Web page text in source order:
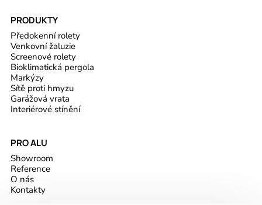
PRODUKTY
Předokenní rolety
Venkovní žaluzie
Screenové rolety
Bioklimatická pergola
Markýzy
Sítě proti hmyzu
Garážová vrata
Interiérové stínění
PRO ALU
Showroom
Reference
O nás
Kontakty